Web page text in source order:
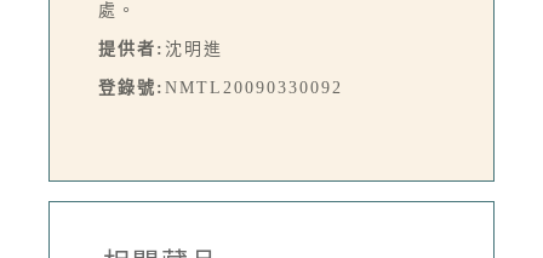
處。
提供者: 沈明進
登錄號: NMTL20090330092